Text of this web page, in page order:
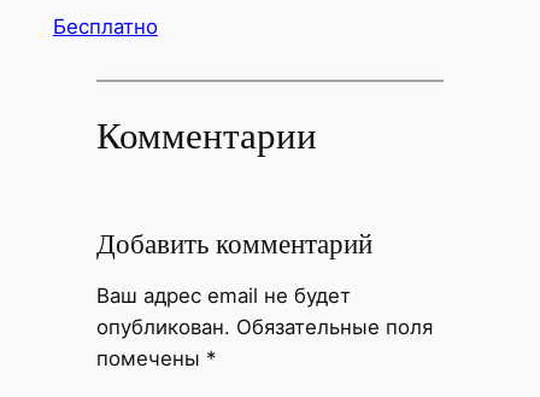
Бесплатно
Комментарии
Добавить комментарий
Ваш адрес email не будет
опубликован. Обязательные поля
помечены *